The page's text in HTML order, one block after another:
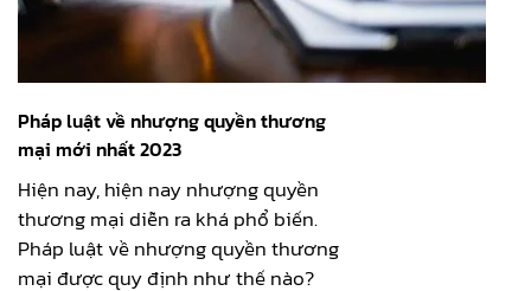
Pháp luật về nhượng quyền thương
mại mới nhất 2023
Hiện nay, hiện nay nhượng quyền
thương mại diễn ra khá phổ biến.
Pháp luật về nhượng quyền thương
mại được quy định như thế nào?